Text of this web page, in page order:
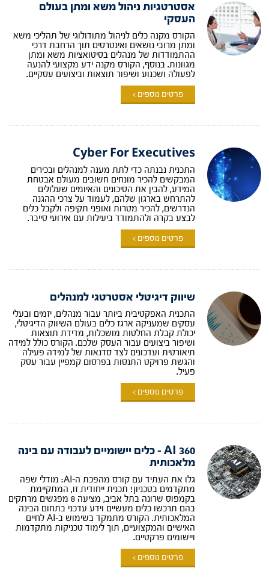
אסטרטגיות ניהול משא ומתן בעולם
העסקי
הקורס מקנה כלים לניהול מתודולוגי של תהליכי משא
ומתן מרובי נושאים ואינטרסים תוך הרחבת דרכי
ההתמודדות של מנהלים בסיטואציות משא ומתן
מגוונות. בנוסף, הקורס מקנה ידע מקצועי להנעה
לפעולה ושכנוע ושיפור תוצאות וביצועים עסקיים.
פרטים נוספים >
Cyber For Executives
התכנית נבנתה כדי לתת מענה למנהלים ובכירים
המבקשים להכיר מונחים חשובים מעולם אבטחת
המידע, להבין את הסיכונים והאיומים שעלולים
להתרחש בארגון שלהם, לעמוד על צרכי ההגנה
הנדרשים, להכיר מטרות ואופני תקיפה ולקבל כלים
לבצע בקרה ולהתמודד ביעילות עם אירועי סייבר.
פרטים נוספים >
שיווק דיגיטלי אסטרטגי למנהלים
התכנית האפקטיבית ביותר עבור מנהלים, יזמים ובעלי
עסקים שמעניקה ארגז כלים בעולם השיווק הדיגיטלי,
יכולת קבלת החלטות מושכלות, מדידת תוצאות
ושיפור ביצועים עבור העסק שלכם. הקורס כולל למידה
תיאורטית ועדכונים לצד סדנאות של למידה פעילה
והגשת פרויקט התנסות בפרסום קמפיין עבור עסק
פעיל.
פרטים נוספים >
360 AI – כלים יישומיים לעבודה עם בינה
מלאכותית
גלו את העתיד עם קורס מהפכת ה-AI: מודלי שפה
מתקדמים בטכניון! תכנית ייחודית זו, המתקיימת
בקמפוס שרונה בתל אביב, מציעה 8 מפגשים מרתקים
בהם תרכשו כלים מעשיים וידע עדכני בתחום הבינה
המלאכותית. הקורס מתמקד בשימוש ב-AI לחיים
האישיים והמקצועיים, תוך לימוד טכניקות מתקדמות
ויישומים פרקטיים.
פרטים נוספים >